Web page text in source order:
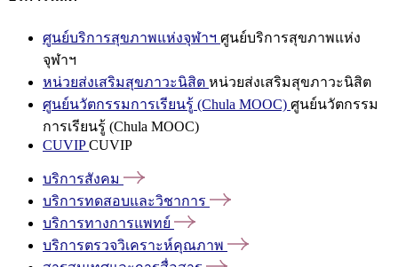
ศูนย์บริการสุขภาพแห่งจุฬาฯ ศูนย์บริการสุขภาพแห่ง
จุฬาฯ
หน่วยส่งเสริมสุขภาวะนิสิต หน่วยส่งเสริมสุขภาวะนิสิต
ศูนย์นวัตกรรมการเรียนรู้ (Chula MOOC) ศูนย์นวัตกรรม
การเรียนรู้ (Chula MOOC)
CUVIPCUVIP
บริการสังคม
บริการทดสอบและวิชาการ
บริการทางการแพทย์
บริการตรวจวิเคราะห์คุณภาพ